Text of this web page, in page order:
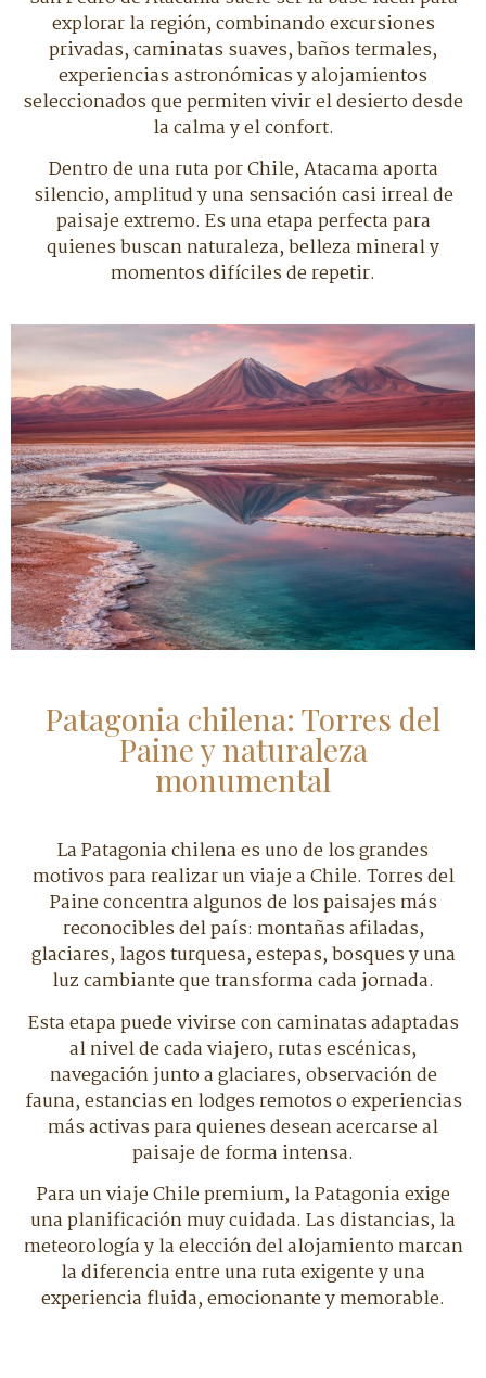
explorar la región, combinando excursiones
privadas, caminatas suaves, baños termales,
experiencias astronómicas y alojamientos
seleccionados que permiten vivir el desierto desde
la calma y el confort.
Dentro de una ruta por Chile, Atacama aporta
silencio, amplitud y una sensación casi irreal de
paisaje extremo. Es una etapa perfecta para
quienes buscan naturaleza, belleza mineral y
momentos difíciles de repetir.
Patagonia chilena: Torres del
Paine y naturaleza
monumental
La Patagonia chilena es uno de los grandes
motivos para realizar un viaje a Chile. Torres del
Paine concentra algunos de los paisajes más
reconocibles del país: montañas afiladas,
glaciares, lagos turquesa, estepas, bosques y una
luz cambiante que transforma cada jornada.
Esta etapa puede vivirse con caminatas adaptadas
al nivel de cada viajero, rutas escénicas,
navegación junto a glaciares, observación de
fauna, estancias en lodges remotos o experiencias
más activas para quienes desean acercarse al
paisaje de forma intensa.
Para un viaje Chile premium, la Patagonia exige
una planificación muy cuidada. Las distancias, la
meteorología y la elección del alojamiento marcan
la diferencia entre una ruta exigente y una
experiencia fluida, emocionante y memorable.